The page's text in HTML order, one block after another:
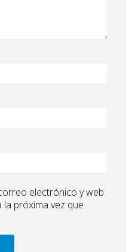
electrónico y web
próxima vez que